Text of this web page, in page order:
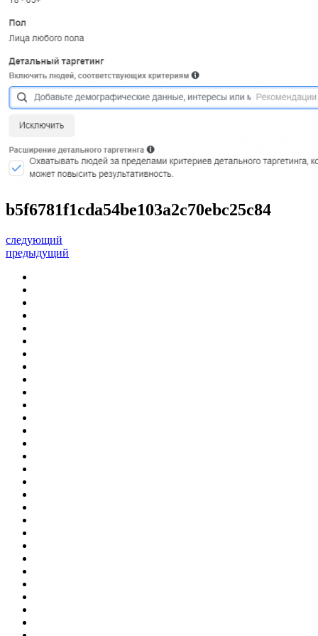
b5f6781f1cda54be103a2c70ebc25c84
следующий
предыдущий